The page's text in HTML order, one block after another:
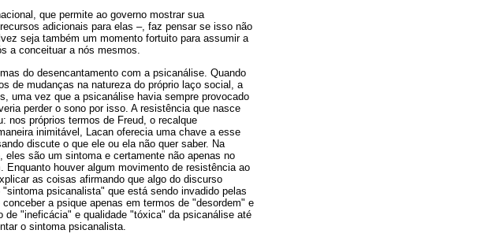
que permite ao governo mostrar sua
adicionais para elas –, faz pensar se isso não
seja também um momento fortuito para assumir a
a conceituar a nós mesmos.
do desencantamento com a psicanálise. Quando
de mudanças na natureza do próprio laço social, a
uma vez que a psicanálise havia sempre provocado
perder o sono por isso. A resistência que nasce
nos próprios termos de Freud, o recalque
inimitável, Lacan oferecia uma chave a esse
discute o que ele ou ela não quer saber. Na
são um sintoma e certamente não apenas no
houver algum movimento de resistência ao
as coisas afirmando que algo do discurso
psicanalista" que está sendo invadido pelas
a psique apenas em termos de "desordem" e
"ineficácia" e qualidade "tóxica" da psicanálise até
o sintoma psicanalista.